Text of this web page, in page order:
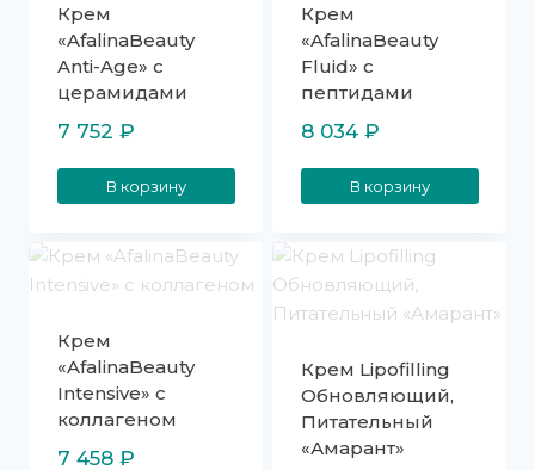
Крем
«AfalinaBeauty
Anti-Age» с
церамидами
7 752 ₽
В корзину
Крем
«AfalinaBeauty
Fluid» с
пептидами
8 034 ₽
В корзину
Крем
«AfalinaBeauty
Intensive» с
коллагеном
7 458 ₽
Крем Lipofilling
Обновляющий,
Питательный
«Амарант»